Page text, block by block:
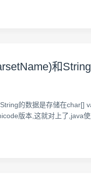
和
的数据是存储在
版本,这就对上了,java